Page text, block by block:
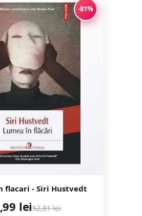
-81%
flacari - Siri Hustvedt
lei52,81 lei